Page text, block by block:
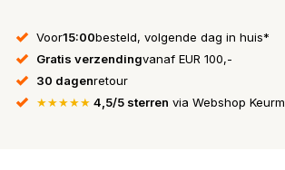
Voor15:00besteld, volgende dag in huis*
Gratis verzendingvanaf EUR 100,-
30 dagenretour
★★★★★ 4,5/5 sterren via Webshop